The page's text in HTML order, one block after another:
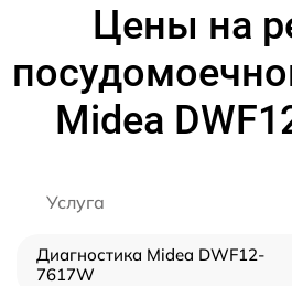
Цены на
Midea
Услуга
Диагностика Midea DWF12-
7617W